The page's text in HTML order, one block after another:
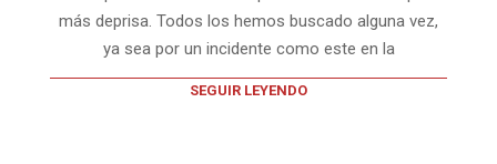
más deprisa. Todos los hemos buscado alguna vez,
ya sea por un incidente como este en la
SEGUIR LEYENDO